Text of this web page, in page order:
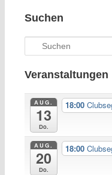
Suchen
Suchen
Veranstaltungen
AUG.
13
Do.
18:00
AUG.
20
Do.
18:00